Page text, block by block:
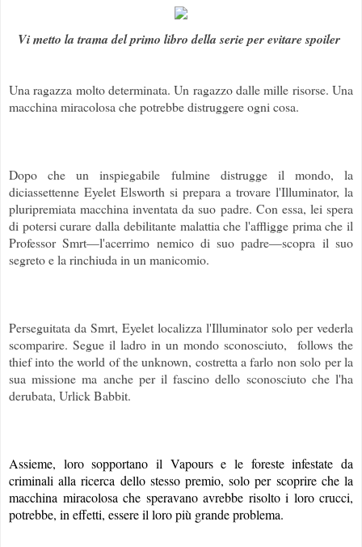
Vi metto la trama del primo libro della serie per evitare spoiler
Una ragazza molto determinata. Un ragazzo dalle mille risorse. Una
macchina miracolosa che potrebbe distruggere ogni cosa.
Dopo che un inspiegabile fulmine distrugge il mondo, la
diciassettenne Eyelet Elsworth si prepara a trovare l'Illuminator, la
pluripremiata macchina inventata da suo padre. Con essa, lei spera
di potersi curare dalla debilitante malattia che l'affligge prima che il
Professor Smrt—l'acerrimo nemico di suo padre—scopra il suo
segreto e la rinchiuda in un manicomio.
Perseguitata da Smrt, Eyelet localizza l'Illuminator solo per vederla
scomparire. Segue il ladro in un mondo sconosciuto, follows the
thief into the world of the unknown, costretta a farlo non solo per la
sua missione ma anche per il fascino dello sconosciuto che l'ha
derubata, Urlick Babbit.
Assieme, loro sopportano il Vapours e le foreste infestate da
criminali alla ricerca dello stesso premio, solo per scoprire che la
macchina miracolosa che speravano avrebbe risolto i loro crucci,
potrebbe, in effetti, essere il loro più grande problema.